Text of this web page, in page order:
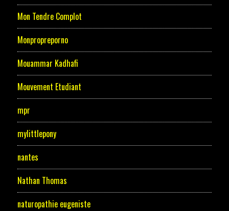
Mon Tendre Complot
Monpropreporno
Mouammar Kadhafi
Mouvement Etudiant
mpr
mylittlepony
nantes
Nathan Thomas
naturopathie eugeniste